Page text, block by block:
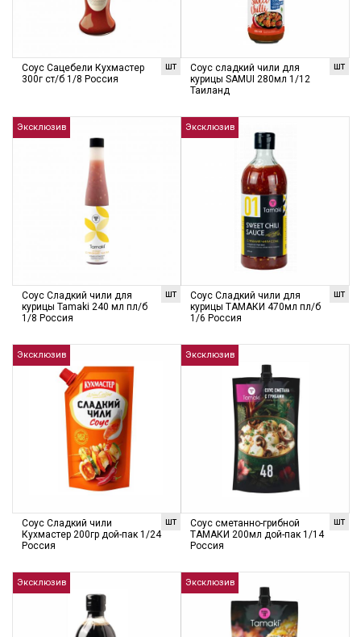
шт
Соус Сацебели Кухмастер
300г ст/б 1/8 Россия
шт
Соус сладкий чили для
курицы SAMUI 280мл 1/12
Таиланд
Эксклюзив
шт
Соус Сладкий чили для
курицы Tamaki 240 мл пл/б
1/8 Россия
Эксклюзив
шт
Соус Сладкий чили для
курицы ТАМАКИ 470мл пл/б
1/6 Россия
Эксклюзив
шт
Соус Сладкий чили
Кухмастер 200гр дой-пак 1/24
Россия
Эксклюзив
шт
Соус сметанно-грибной
ТАМАКИ 200мл дой-пак 1/14
Россия
Эксклюзив Эксклюзив